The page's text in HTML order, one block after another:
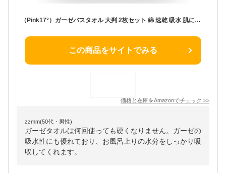
（Pink17°）ガーゼバスタオル 大判 2枚セット 綿 速乾 吸水 肌に優しい ダブルガーゼ 薄手 内祝 ギフト ベビー キッズ 赤ちゃん
この商品をサイトでみる
価格と在庫をAmazonでチェック >>
zzmm(50代・男性)
ガーゼタオルは何回使っても硬くなりません。ガーゼの
吸水性にも優れており、お風呂上りの水分をしっかり吸
収してくれます。